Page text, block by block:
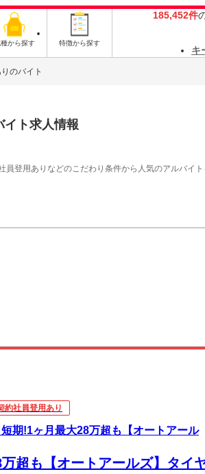
から探す 特徴から探す
185,452件
キ
のバイト
イト求人情報
登用ありなどのこだわり条件から人気のアルバイト
約社員登用あり
期!1ヶ月最大28万超も【オートアール
超も【オートアールズ】タイ